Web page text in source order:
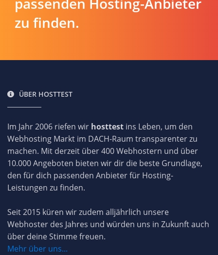
zu finden.
ÜBER HOSTTEST
Im Jahr 2006 riefen wir hosttest ins Leben, um den
Webhosting Markt im DACH-Raum transparenter zu
machen. Mit derzeit über 400 Webhostern und über
10.000 Angeboten bieten wir dir die beste Grundlage,
den für dich passenden Anbieter für Hosting-
Leistungen zu finden.
Seit 2015 küren wir zudem alljährlich unsere
Webhoster des Jahres und würden uns in Zukunft auch
über deine Stimme freuen.
Mehr über uns...